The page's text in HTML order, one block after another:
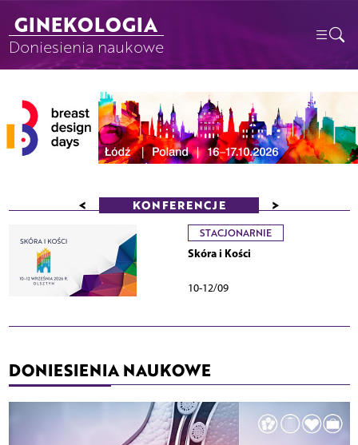
GINEKOLOGIA
Doniesienia naukowe
< KONFERENCJE >
STACJONARNIE
Skóra i Kości
10-12/09
DONIESIENIA NAUKOWE